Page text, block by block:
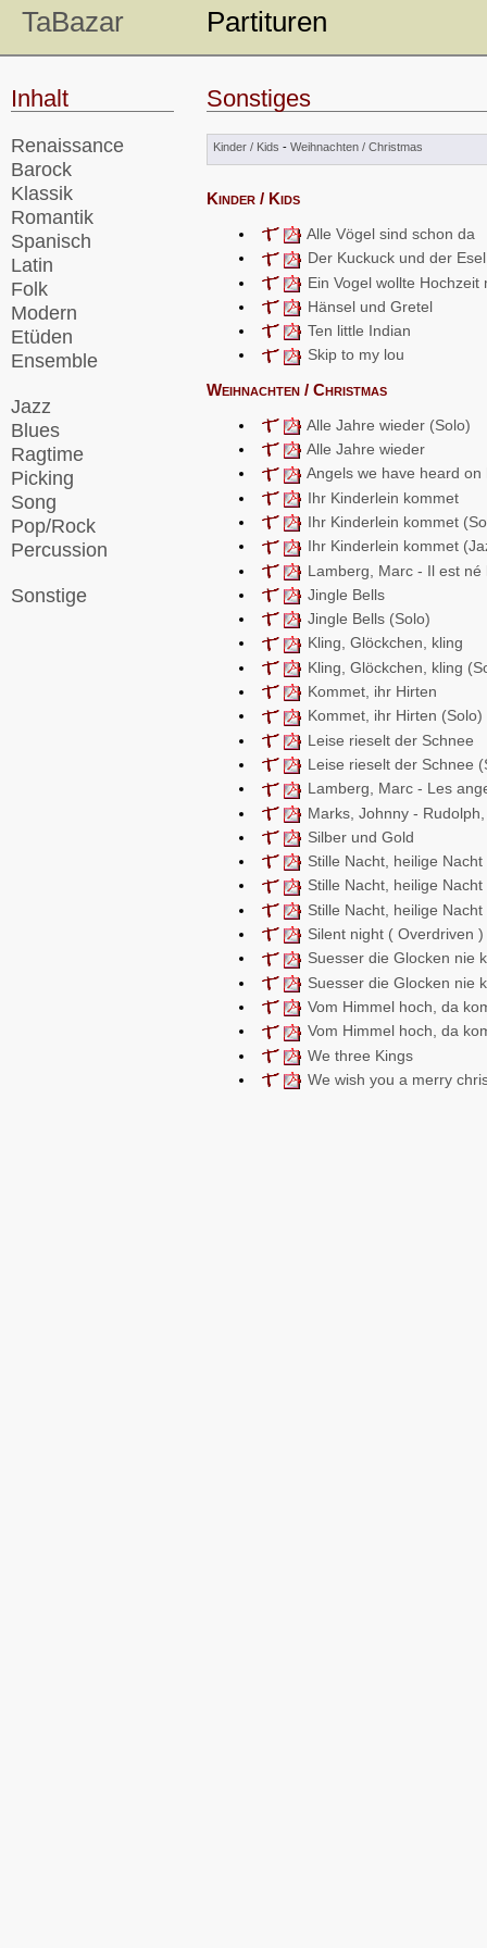
Inhalt
Renaissance
Barock
Klassik
Romantik
Spanisch
Latin
Folk
Modern
Etüden
Ensemble
Jazz
Blues
Ragtime
Picking
Song
Pop/Rock
Percussion
Sonstige
TaBazar Partituren
Sonstiges
Kinder / Kids - Weihnachten / Christmas
Kinder / Kids
Alle Vögel sind schon da
Der Kuckuck und der Esel
Ein Vogel wollte Hochzeit
Hänsel und Gretel
Ten little Indian
Skip to my lou
Weihnachten / Christmas
Alle Jahre wieder (Solo)
Alle Jahre wieder
Angels we have heard on
Ihr Kinderlein kommet
Ihr Kinderlein kommet
Ihr Kinderlein kommet
Lamberg, Marc - Il est né
Jingle Bells
Jingle Bells (Solo)
Kling, Glöckchen, kling
Kling, Glöckchen, kling
Kommet, ihr Hirten
Kommet, ihr Hirten (Solo)
Leise rieselt der Schnee
Leise rieselt der Schnee
Lamberg, Marc - Les
Marks, Johnny -
Silber und Gold
Stille Nacht, heilige Nacht
Stille Nacht, heilige Nacht
Stille Nacht, heilige
Silent night ( Overdriven )
Suesser die Glocken nie
Suesser die Glocken nie
Vom Himmel hoch, da
Vom Himmel hoch, da
We three Kings
We wish you a merry